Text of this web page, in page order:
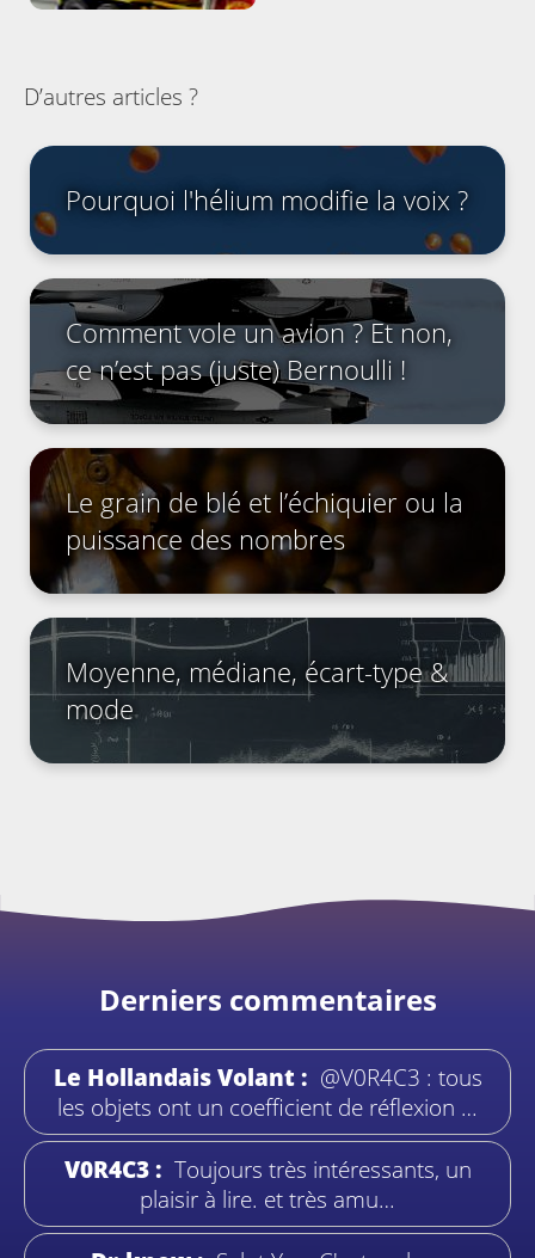
D’autres articles ?
Pourquoi l'hélium modifie la voix ?
Comment vole un avion ? Et non,
ce n’est pas (juste) Bernoulli !
Le grain de blé et l’échiquier ou la
puissance des nombres
Moyenne, médiane, écart-type &
mode
Derniers commentaires
Le Hollandais Volant : @V0R4C3 : tous
les objets ont un coefficient de réflexion …
V0R4C3 : Toujours très intéressants, un
plaisir à lire. et très amu…